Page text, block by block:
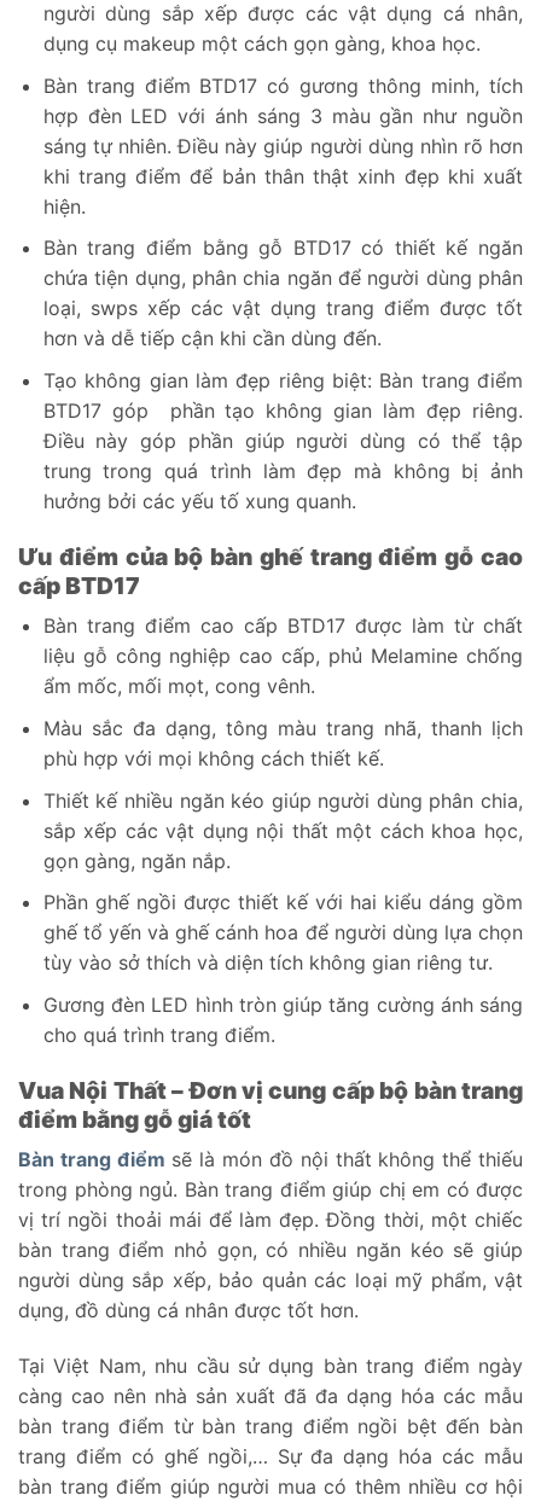
người dùng sắp xếp được các vật dụng cá nhân,
dụng cụ makeup một cách gọn gàng, khoa học.
Bàn trang điểm BTD17 có gương thông minh, tích
hợp đèn LED với ánh sáng 3 màu gần như nguồn
sáng tự nhiên. Điều này giúp người dùng nhìn rõ hơn
khi trang điểm để bản thân thật xinh đẹp khi xuất
hiện.
Bàn trang điểm bằng gỗ BTD17 có thiết kế ngăn
chứa tiện dụng, phân chia ngăn để người dùng phân
loại, swps xếp các vật dụng trang điểm được tốt
hơn và dễ tiếp cận khi cần dùng đến.
Tạo không gian làm đẹp riêng biệt: Bàn trang điểm
BTD17 góp phần tạo không gian làm đẹp riêng.
Điều này góp phần giúp người dùng có thể tập
trung trong quá trình làm đẹp mà không bị ảnh
hưởng bởi các yếu tố xung quanh.
Ưu điểm của bộ bàn ghế trang điểm gỗ cao
cấp BTD17
Bàn trang điểm cao cấp BTD17 được làm từ chất
liệu gỗ công nghiệp cao cấp, phủ Melamine chống
ẩm mốc, mối mọt, cong vênh.
Màu sắc đa dạng, tông màu trang nhã, thanh lịch
phù hợp với mọi không cách thiết kế.
Thiết kế nhiều ngăn kéo giúp người dùng phân chia,
sắp xếp các vật dụng nội thất một cách khoa học,
gọn gàng, ngăn nắp.
Phần ghế ngồi được thiết kế với hai kiểu dáng gồm
ghế tổ yến và ghế cánh hoa để người dùng lựa chọn
tùy vào sở thích và diện tích không gian riêng tư.
Gương đèn LED hình tròn giúp tăng cường ánh sáng
cho quá trình trang điểm.
Vua Nội Thất – Đơn vị cung cấp bộ bàn trang
điểm bằng gỗ giá tốt
Bàn trang điểm sẽ là món đồ nội thất không thể thiếu
trong phòng ngủ. Bàn trang điểm giúp chị em có được
vị trí ngồi thoải mái để làm đẹp. Đồng thời, một chiếc
bàn trang điểm nhỏ gọn, có nhiều ngăn kéo sẽ giúp
người dùng sắp xếp, bảo quản các loại mỹ phẩm, vật
dụng, đồ dùng cá nhân được tốt hơn.
Tại Việt Nam, nhu cầu sử dụng bàn trang điểm ngày
càng cao nên nhà sản xuất đã đa dạng hóa các mẫu
bàn trang điểm từ bàn trang điểm ngồi bệt đến bàn
trang điểm có ghế ngồi,… Sự đa dạng hóa các mẫu
bàn trang điểm giúp người mua có thêm nhiều cơ hội